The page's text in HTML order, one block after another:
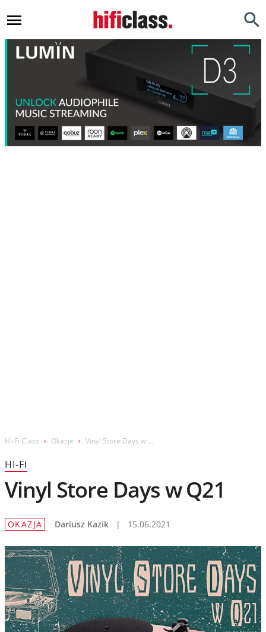
Testy
Opinie
Okazje
Hi-Fi Class Okazje Vinyl Store Days w Q21
HI-FI
Vinyl Store Days w Q21
OKAZJA Dariusz Kazik | 15.06.2021